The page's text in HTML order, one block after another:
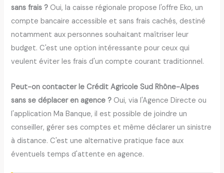
sans frais ? Oui, la caisse régionale propose l'offre Eko, un
compte bancaire accessible et sans frais cachés, destiné
notamment aux personnes souhaitant maîtriser leur
budget. C'est une option intéressante pour ceux qui
veulent éviter les frais d'un compte courant traditionnel.
Peut-on contacter le Crédit Agricole Sud Rhône-Alpes
sans se déplacer en agence ? Oui, via l'Agence Directe ou
l'application Ma Banque, il est possible de joindre un
conseiller, gérer ses comptes et même déclarer un sinistre
à distance. C'est une alternative pratique face aux
éventuels temps d'attente en agence.